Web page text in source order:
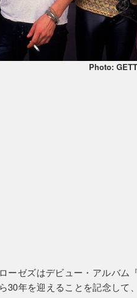
Photo:
ーゼズはデビュー・アルバム
30年を迎えることを記念して